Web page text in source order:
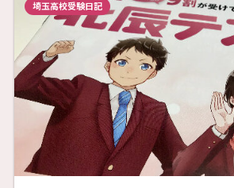
埼玉高校受験日記